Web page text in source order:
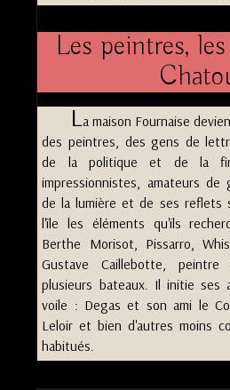
Les peintres,
La maison Fournaise
des peintres, des gens de
de la politique et de la
impressionnistes, amateurs de
de la lumière et de ses reflets
l'île les éléments qu'ils
Berthe Morisot, Pissarro,
Gustave Caillebotte,
plusieurs bateaux. Il initie ses
voile : Degas et son ami le
Leloir et bien d'autres moins
habitués.